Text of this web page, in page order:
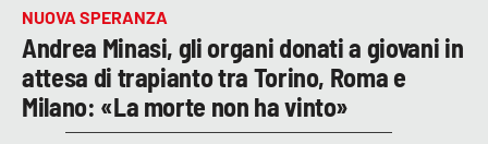
NUOVA SPERANZA
Andrea Minasi, gli organi donati a giovani in
attesa di trapianto tra Torino, Roma e
Milano: «La morte non ha vinto»